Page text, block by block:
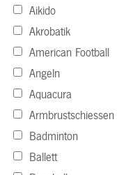
Aikido
Akrobatik
American Football
Angeln
Aquacura
Armbrustschiessen
Badminton
Ballett